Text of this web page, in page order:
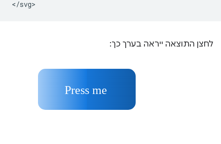
לחצן התוצאה ייראה בערך כך: